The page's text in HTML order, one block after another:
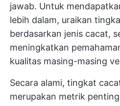
jawab. Untuk
lebih dalam, uraikan
berdasarkan jenis cacat,
meningkatkan
kualitas masing-masing
Secara alami, tingkat
merupakan metrik